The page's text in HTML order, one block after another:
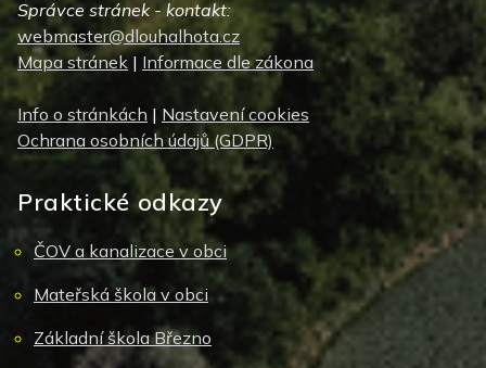
Správce stránek - kontakt:
webmaster@dlouhalhota.cz
Mapa stránek | Informace dle zákona
Info o stránkách | Nastavení cookies
Ochrana osobních údajů (GDPR)
Praktické odkazy
ČOV a kanalizace v obci
Mateřská škola v obci
Základní škola Březno